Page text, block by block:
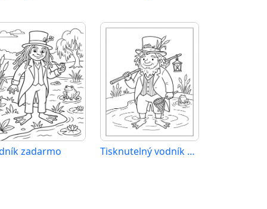
zadarmo Tisknutelný vodník zdarma